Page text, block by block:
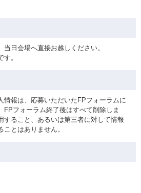
日会場へ直接お越しください。
。
情報は、応募いただいたFPフォーラムに
FPフォーラム終了後はすべて削除しま
すること、あるいは第三者に対して情報
とはありません。